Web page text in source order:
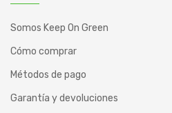
Somos Keep On Green
Cómo comprar
Métodos de pago
Garantía y devoluciones